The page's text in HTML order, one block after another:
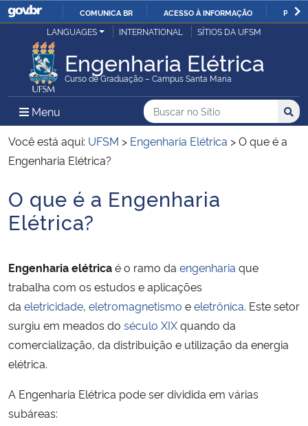
IR
O
COMUNICA BR ACESSO À INFORMAÇÃO
Ministério da Justiça e Segurança Pública
Ministério da Defesa
Ministério das Relações Exteriores
Ministério da Infraestrutura
Ministério da Educação
Ministério da Cidadania
Ministério de Minas e Energia
LANGUAGES INTERNATIONAL SÍTIOS DA UFSM
Engenharia Elétrica
Curso de Graduação – Campus Santa Maria
Menu Menu Principal do Sítio
Busca
Buscar no no Sítio
Busca:
Você está aqui: UFSM > Engenharia Elétrica >O que é a
Engenharia Elétrica?
Início do conteúdo
O que é a Engenharia
Elétrica?
Engenharia elétricaé o ramo da engenharia que
trabalha com os estudos e aplicações
da eletricidade, eletromagnetismo eeletrônica. Este setor
surgiu em meados do século XIXquando da
comercialização, da distribuição e utilização da energia
elétrica.
A Engenharia Elétrica pode ser dividida em várias
subáreas: